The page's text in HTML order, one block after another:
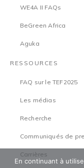
WE4A II FAQs
BeGreen Africa
Aguka
RESSOURCES
FAQ sur le TEF2025
Les médias
Recherche
Communiqués de
Carrières
En continuant à